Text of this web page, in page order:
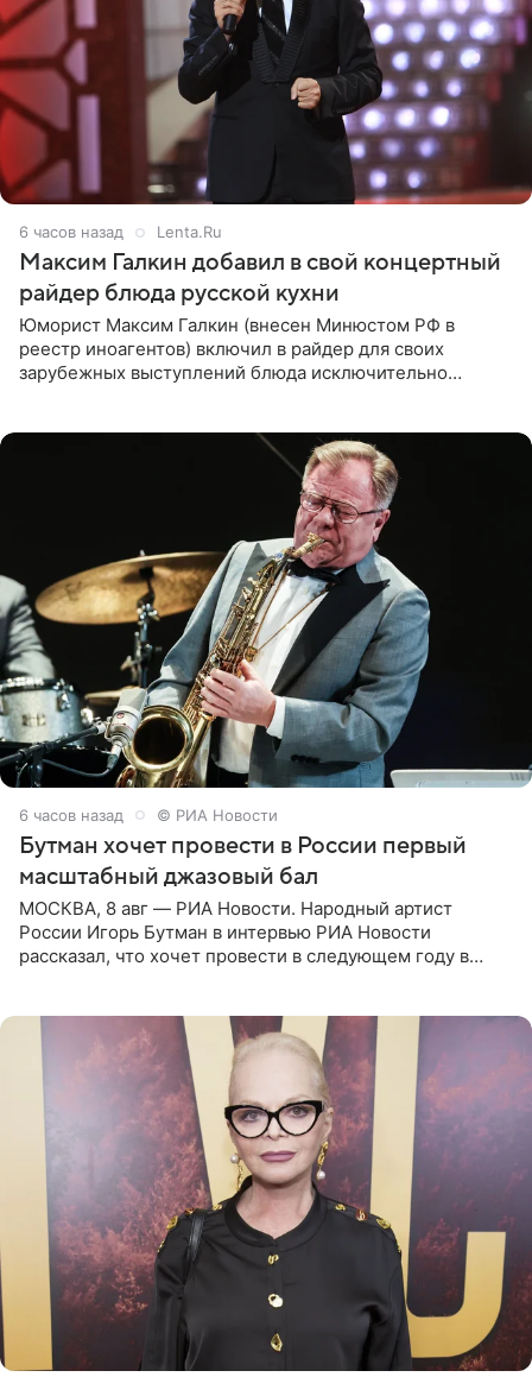
6 часов назад Lenta.Ru
Максим Галкин добавил в свой концертный
райдер блюда русской кухни
Юморист Максим Галкин (внесен Минюстом РФ в
реестр иноагентов) включил в райдер для своих
зарубежных выступлений блюда исключительно
6 часов назад © РИА Новости
Бутман хочет провести в России первый
масштабный джазовый бал
МОСКВА, 8 авг — РИА Новости. Народный артист
России Игорь Бутман в интервью РИА Новости
рассказал, что хочет провести в следующем году в